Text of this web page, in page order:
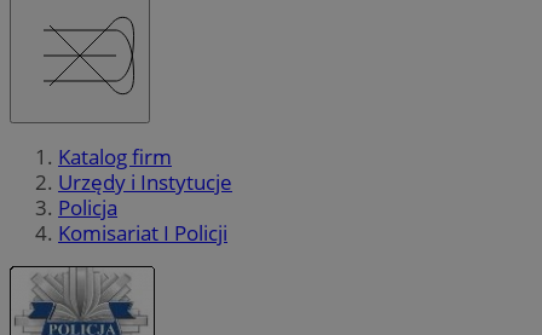
Katalog firm
Urzędy i Instytucje
Policja
Komisariat I Policji